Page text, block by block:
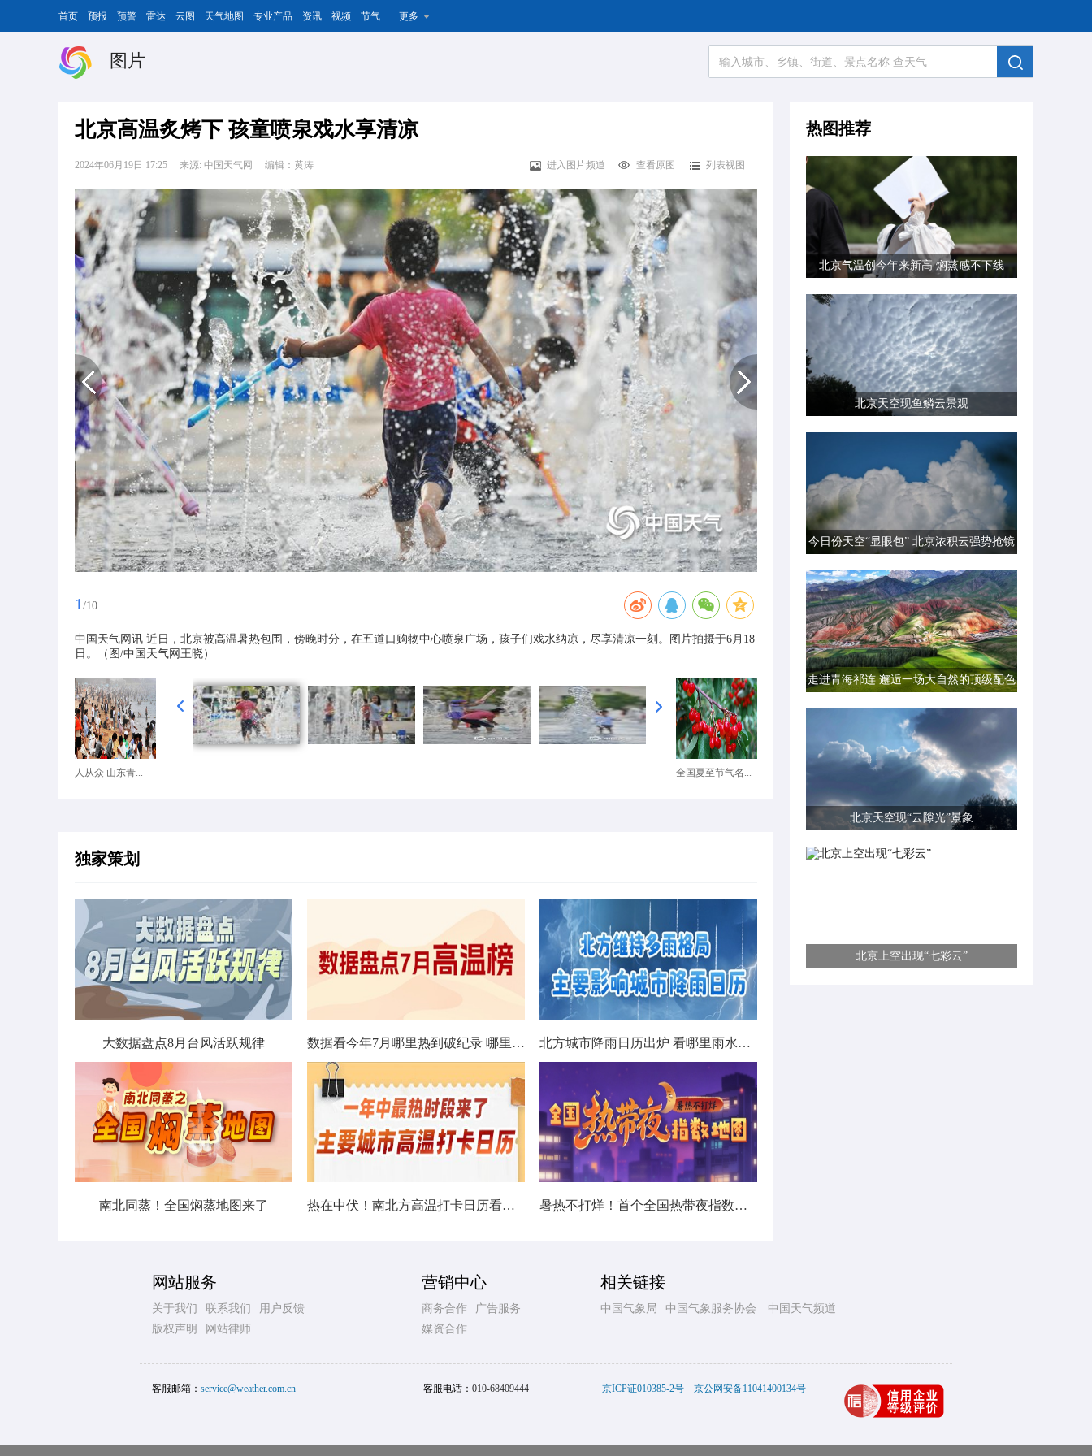
首页 预报 预警 雷达 云图 天气地图 专业产品 资讯 视频 节气 更多
图片
北京高温炙烤下 孩童喷泉戏水享清凉
2024年06月19日 17:25 来源: 中国天气网 编辑：黄涛 进入图片频道 查看原图 列表视图
1 /10
中国天气网讯 近日，北京被高温暑热包围，傍晚时分，在五道口购物中心喷泉广场，孩子们戏水纳凉，尽享清凉一刻。图片拍摄于6月18
日。（图/中国天气网王晓）
人从众 山东青... 全国夏至节气名...
独家策划
大数据盘点8月台风活跃规律 数据看今年7月哪里热到破纪录 哪里暑热连轴转 北方城市降雨日历出炉 看哪里雨水超长待机
南北同蒸！全国焖蒸地图来了 热在中伏！南北方高温打卡日历看哪里热力持久 暑热不打烊！首个全国热带夜指数地图发布
热图推荐
北京气温创今年来新高 焖蒸感不下线
北京天空现鱼鳞云景观
今日份天空“显眼包” 北京浓积云强势抢镜
走进青海祁连 邂逅一场大自然的顶级配色
北京天空现“云隙光”景象
北京上空出现“七彩云”
网站服务
关于我们 联系我们
用户反馈
版权声明
网站律师
营销中心
商务合作
广告服务
媒资合作
相关链接
中国气象局 中国气象服务协会 中国天气频道
客服邮箱： service@weather.com.cn 客服电话： 010-68409444 京ICP证010385-2号 京公网安备11041400134号